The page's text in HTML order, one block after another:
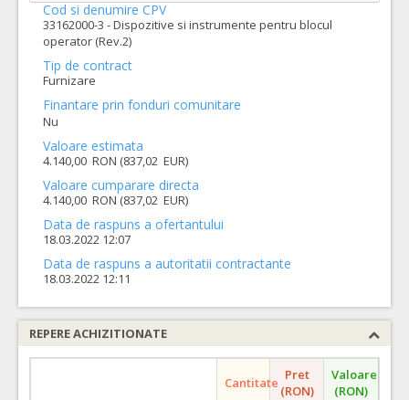
Cod si denumire CPV
33162000-3 - Dispozitive si instrumente pentru blocul
operator (Rev.2)
Tip de contract
Furnizare
Finantare prin fonduri comunitare
Nu
Valoare estimata
4.140,00 RON (837,02 EUR)
Valoare cumparare directa
4.140,00 RON (837,02 EUR)
Data de raspuns a ofertantului
18.03.2022 12:07
Data de raspuns a autoritatii contractante
18.03.2022 12:11
REPERE ACHIZITIONATE
Cantitate Pret
(RON)
Valoare
(RON)